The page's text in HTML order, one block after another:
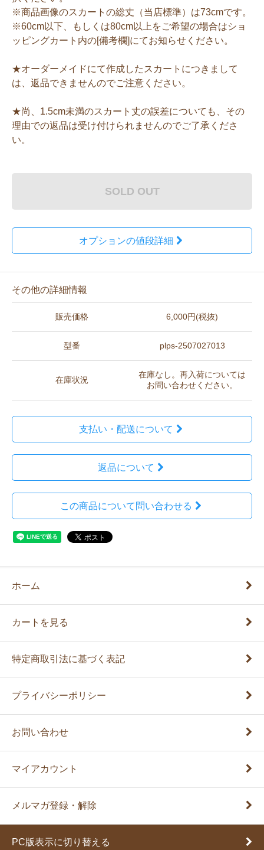
※商品画像のスカートの総丈（当店標準）は73cmです。
※60cm以下、もしくは80cm以上をご希望の場合はショ
ッピングカート内の[備考欄]にてお知らせください。
★オーダーメイドにて作成したスカートにつきまして
は、返品できませんのでご注意ください。
★尚、1.5cm未満のスカート丈の誤差についても、その
理由での返品は受け付けられませんのでご了承くださ
い。
SOLD OUT
オプションの値段詳細
その他の詳細情報
販売価格 6,000円(税抜)
型番 plps-2507027013
在庫状況
在庫なし。再入荷については
お問い合わせください。
支払い・配送について
返品について
この商品について問い合わせる
ホーム
カートを見る
特定商取引法に基づく表記
プライバシーポリシー
お問い合わせ
マイアカウント
メルマガ登録・解除
PC版表示に切り替える